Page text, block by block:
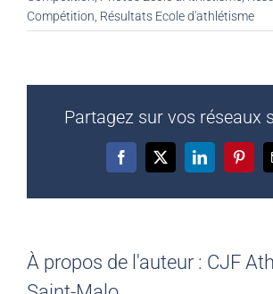
Compétition Résultats Ecole d'athlétisme
Partagez sur vos réseaux
Facebook
X LinkedIn
À propos de l'auteur : CJF